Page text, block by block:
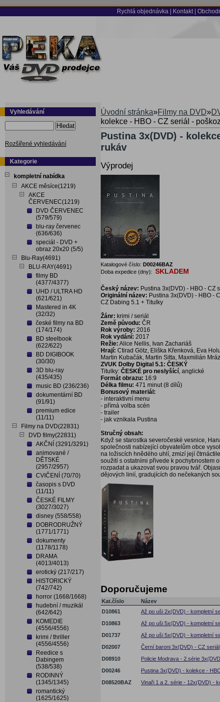
Rychlá objednávka Kontakt
Vyhledávání
Hledat
Rozšířené vyhledávání
Kategorie
kompletní nabídka
AKCE měsíce(1219)
AKCE
ČERVENEC(1219)
DVD ČERVENEC
(579/579)
blu-ray červenec
(636/636)
speciál - DVD +
obraz 20x20 (5/5)
Blu-Ray(4691)
BLU-RAY(4691)
filmy BD
(4377/4377)
UHD / ULTRA HD
(621/621)
Mastered in 4K
(32/32)
české filmy na BD
(174/174)
BD steelbook
(622/622)
BD DIGIBOOK
(30/30)
3D blu-ray
(435/435)
music BD (236/236)
dokumentární BD
(91/91)
premium edice
(11/11)
Filmy na DVD(22831)
DVD filmy(22831)
AKČNÍ (3291/3291)
animované /
DĚTSKÉ
(2957/2957)
CVIČENÍ (70/70)
časopis s DVD
(11/11)
ČESKÉ FILMY
(3027/3027)
disney (558/558)
DOBRODRUŽNÝ
(1771/1771)
dokumenty
(1178/1178)
DRAMA
(4013/4013)
erotický (217/217)
HISTORICKÝ
(742/742)
horror (1668/1668)
hudební / muzikál
(642/642)
KOMEDIE
(4556/4556)
krimi / thriller
(4556/4556)
Reedice s
Dabingem
(538/538)
RODINNÝ
(1345/1345)
romantický
(1625/1625)
Úvodní stránka»Filmy na DVD»
kolekce - HBO - CZ seriál -
Pustina 3x(DVD) -
rukáv
Výprodej
Katalogové číslo: D00246BAZ
Doba expedice (dny): SKLADEM
Český název: Pustina 3x(DVD) - HBO - CZ
Originální název: Pustina 3x(DVD) - HBO -
CZ Dabing 5.1 + Titulky
Žánr: krimi / seriál
Země původu: ČR
Rok výroby: 2016
Rok vydání: 2017
Režie: Alice Nellis, Ivan Zachariáš
Hrají: Ctirad Götz, Eliška Křenková, Eva
Martin Kubačák, Martin Sitta, Maxmilián
ZVUK Dolby Digital 5.1: ČESKÝ
Titulky: ČESKÉ pro neslyšící, anglické
Formát obrazu: 16:9
Délka filmu: 471 minut (8 dílů)
Bonusový materiál:
- interaktivní menu
- přímá volba scén
- trailer
- jak vznikala Pustina
Stručný obsah:
Když se starostka severočeské vesnice,
společnosti nabízející obyvatelům obce
na ložiscích hnědého uhlí, zmizí její
soužití s ostatními přivede k pochybnostem
rozpadat a ukazovat svou pravou tvář.
dějových linií, gradujících do nečekaných
Doporučujeme
Kat.číslo
Název
D10861
Až po uši 2x(DVD) - kompletní
D10863
Až po uši 5x(DVD) - kompletní
D01737
Až po uši 5x(DVD) - kompletní
D02007
Černí baroni 3x(DVD) - CZ seriál
D08910
Policie Modrava - 2.série
D00246
Pustina 3x(DVD) - kolekce -
D08520BAZ
Vinaři 1 a 2. série - 12x(DVD) -